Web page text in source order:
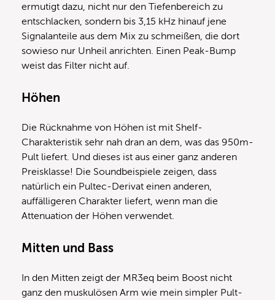
ermutigt dazu, nicht nur den Tiefenbereich zu
entschlacken, sondern bis 3,15 kHz hinauf jene
Signalanteile aus dem Mix zu schmeißen, die dort
sowieso nur Unheil anrichten. Einen Peak-Bump
weist das Filter nicht auf.
Höhen
Die Rücknahme von Höhen ist mit Shelf-
Charakteristik sehr nah dran an dem, was das 950m-
Pult liefert. Und dieses ist aus einer ganz anderen
Preisklasse! Die Soundbeispiele zeigen, dass
natürlich ein Pultec-Derivat einen anderen,
auffälligeren Charakter liefert, wenn man die
Attenuation der Höhen verwendet.
Mitten und Bass
In den Mitten zeigt der MR3eq beim Boost nicht
ganz den muskulösen Arm wie mein simpler Pult-